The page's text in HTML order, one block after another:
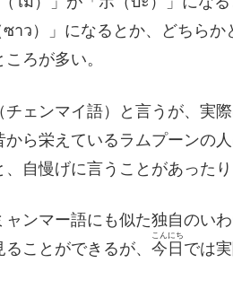
ซาว）」になるとか、どちら
ろが多い。
チェンマイ語）と言うが、実
ら栄えているラムプーンの
自慢げに言うことがあったり
ンマー語にも似た独自のい
ことができるが、 今日
こんにち
では